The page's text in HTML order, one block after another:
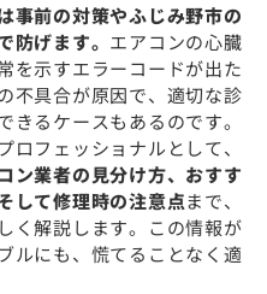
事前の対策やふじみ野市の
防げます。 エアコンの心臓
を示すエラーコードが出た
不具合が原因で、適切な診
きるケースもあるのです。
フェッショナルとして、
ン業者の見分け方、おすす
して修理時の注意点まで、
く解説します。この情報が
ルにも、慌てることなく適